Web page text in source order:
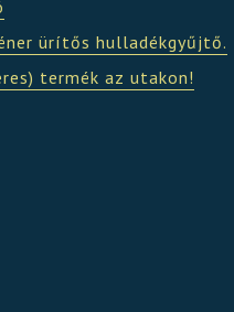
ürítős hulladékgyűjtő.
termék az utakon!